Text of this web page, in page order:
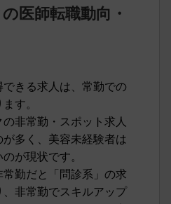
の医師転職動向・
きる求人は、常勤での
す。
非常勤・スポット求人
多く、美容未経験者は
が現状です。
勤だと「問診系」の求
非常勤でスキルアップ